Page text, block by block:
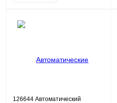
126644 Автоматический